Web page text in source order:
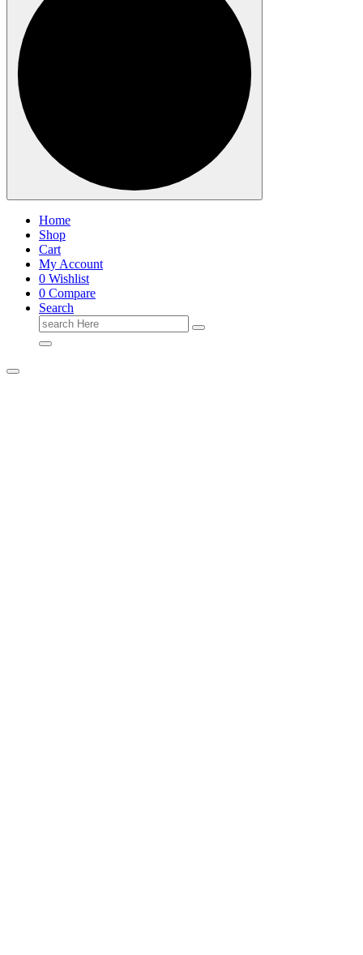
Home
Shop
Cart
My Account
0 Wishlist
0 Compare
Search
Search
for: